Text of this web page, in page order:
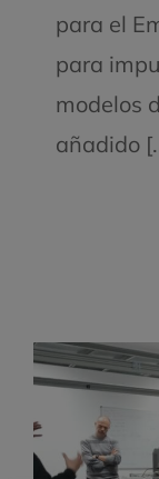
para el
para
modelos
añadido